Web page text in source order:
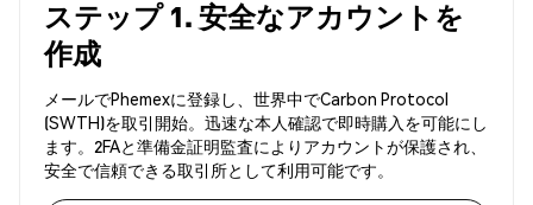
ステップ 1. 安全なアカウントを
作成
メールでPhemexに登録し、世界中でCarbon Protocol
(SWTH)を取引開始。迅速な本人確認で即時購入を可能にし
ます。2FAと準備金証明監査によりアカウントが保護され、
安全で信頼できる取引所として利用可能です。